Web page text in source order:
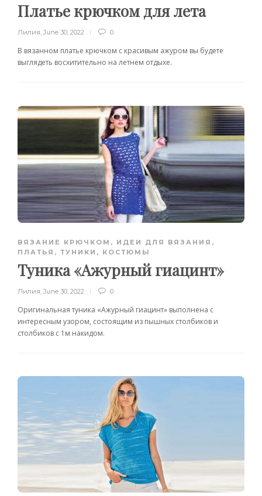
Платье крючком для лета
Лилия, June 30, 2022 0
В вязанном платье крючком с красивым ажуром вы будете
выглядеть восхитительно на летнем отдыхе.
ВЯЗАНИЕ КРЮЧКОМ , ИДЕИ ДЛЯ ВЯЗАНИЯ ,
ПЛАТЬЯ, ТУНИКИ, КОСТЮМЫ
Туника «Ажурный гиацинт»
Лилия June 30, 2022 0
Оригинальная туника «Ажурный гиацинт» выполнена с
интересным узором, состоящим из пышных столбиков и
столбиков с 1м накидом.